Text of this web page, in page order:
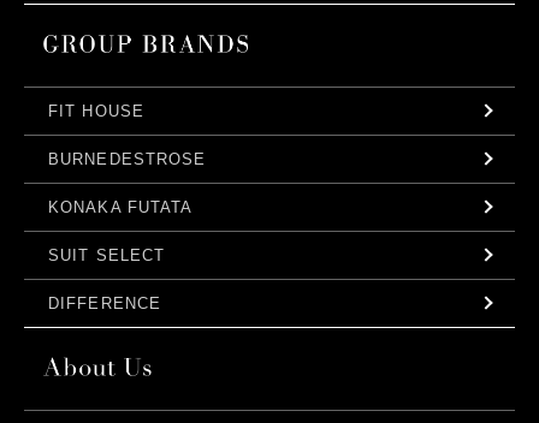
FIT HOUSE
BURNEDESTROSE
KONAKA FUTATA
SUIT SELECT
DIFFERENCE